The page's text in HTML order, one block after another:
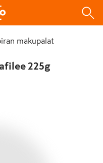
makupalat
225g